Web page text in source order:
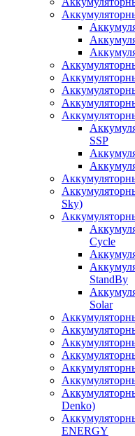
SSP
Sky)
Cycle
StandBy
Solar
Denko)
ENERGY